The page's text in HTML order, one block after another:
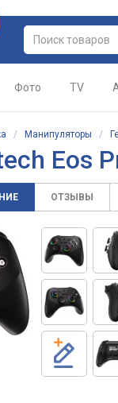
Фото TV
/ Манипуляторы /
Eos
ОТЗЫВЫ